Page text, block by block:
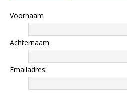
Voornaam
Achternaam
Emailadres: